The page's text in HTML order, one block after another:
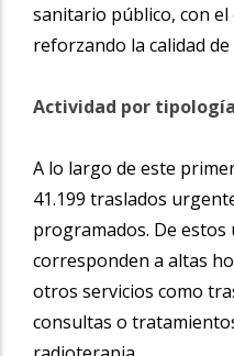
sanitario público, con
reforzando la calidad
Actividad por
A lo largo de este
41.199 traslados
programados. De estos
corresponden a altas
otros servicios como
consultas o